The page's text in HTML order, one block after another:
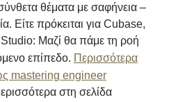
θέματα με σαφήνεια –
Είτε πρόκειται για Cubase,
Μαζί θα πάμε τη ροή
επίπεδο. Περισσότερα
mastering engineer
στη σελίδα